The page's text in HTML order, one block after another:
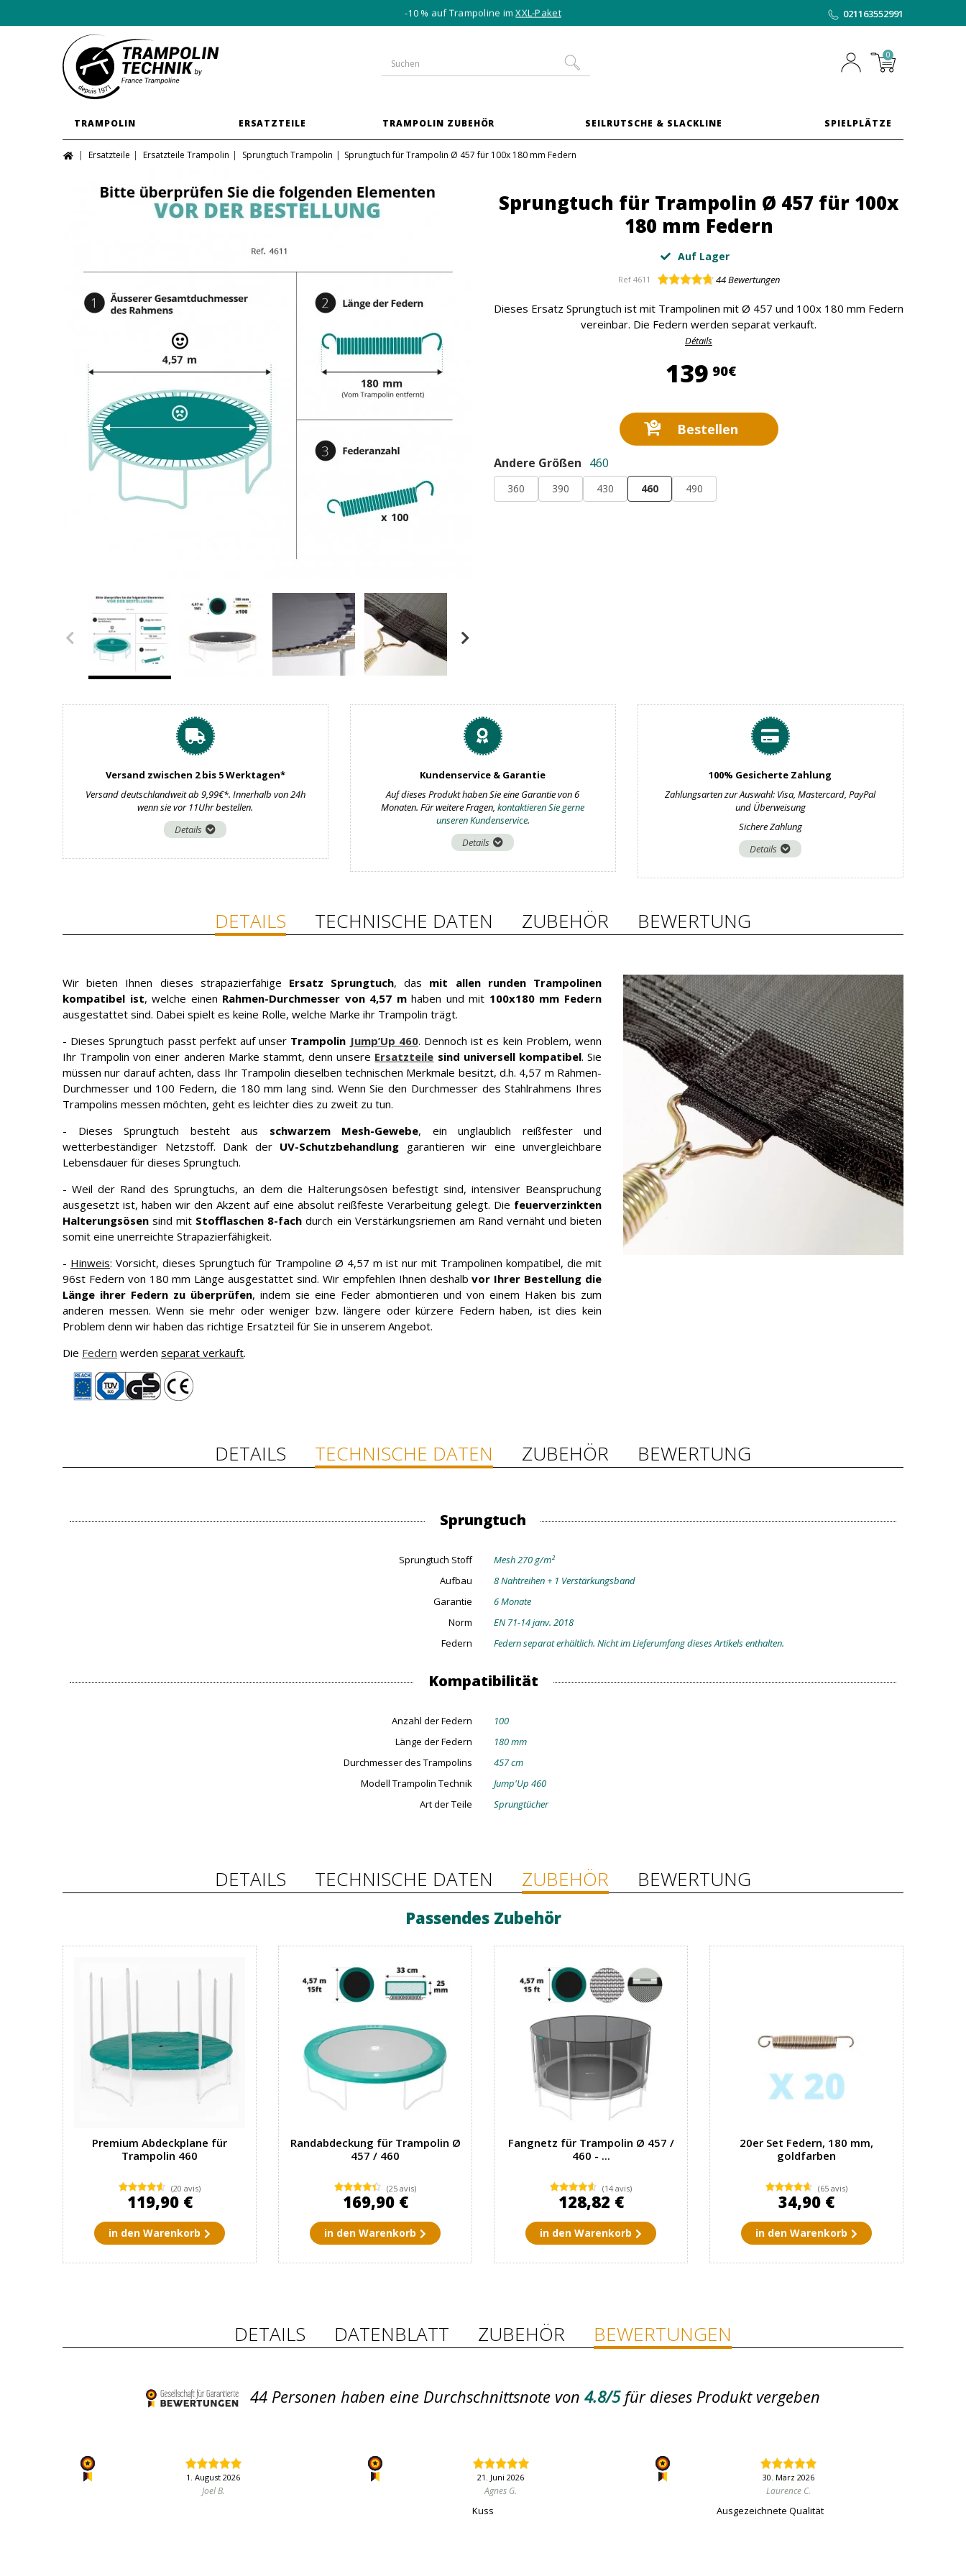
-10 % auf Trampoline imXXL-Paket 021163552991
0
TRAMPOLIN ERSATZTEILE TRAMPOLIN ZUBEHÖR SEILRUTSCHE & SLACKLINE SPIELPLÄTZE
Ersatzteile Ersatzteile Trampolin Sprungtuch Trampolin Sprungtuch für Trampolin Ø 457 für 100x 180 mm Federn
Sprungtuch für Trampolin Ø 457 für 100x
180 mm Federn
Auf Lager
Ref 4611 44Bewertungen
Dieses Ersatz Sprungtuch ist mit Trampolinen mit Ø 457 und 100x 180 mm Federn
vereinbar. Die Federn werden separat verkauft.
Détails
139 90€139,90 €
Bestellen
Andere Größen 460
360 390 430 460 490
Versand zwischen 2 bis 5 Werktagen*
Versand deutschlandweit ab 9,99€*. Innerhalb von 24h
wenn sie vor 11Uhr bestellen.
Details
Kundenservice & Garantie
Auf dieses Produkt haben Sie eine Garantie von 6
Monaten. Für weitere Fragen,kontaktieren Sie gerne
unseren Kundenservice.
Details
100% Gesicherte Zahlung
Zahlungsarten zur Auswahl: Visa, Mastercard, PayPal
und Überweisung
Sichere Zahlung
Details
DETAILS TECHNISCHE DATEN ZUBEHÖR BEWERTUNG
Wir bieten Ihnen dieses strapazierfähige Ersatz Sprungtuch, das mit allen runden Trampolinen
kompatibel ist, welche einen Rahmen-Durchmesser von 4,57 mhaben und mit 100x180 mm Federn
ausgestattet sind. Dabei spielt es keine Rolle, welche Marke ihr Trampolin trägt.
- Dieses Sprungtuch passt perfekt auf unser Trampolin Jump’Up 460. Dennoch ist es kein Problem, wenn
Ihr Trampolin von einer anderen Marke stammt, denn unsere Ersatzteile sind universell kompatibel. Sie
müssen nur darauf achten, dass Ihr Trampolin dieselben technischen Merkmale besitzt, d.h. 4,57 m Rahmen-
Durchmesser und 100 Federn, die 180 mm lang sind. Wenn Sie den Durchmesser des Stahlrahmens Ihres
Trampolins messen möchten, geht es leichter dies zu zweit zu tun.
- Dieses Sprungtuch besteht aus schwarzem Mesh-Gewebe, ein unglaublich reißfester und
wetterbeständiger Netzstoff. Dank der UV-Schutzbehandlung garantieren wir eine unvergleichbare
Lebensdauer für dieses Sprungtuch.
- Weil der Rand des Sprungtuchs, an dem die Halterungsösen befestigt sind, intensiver Beanspruchung
ausgesetzt ist, haben wir den Akzent auf eine absolut reißfeste Verarbeitung gelegt. Die feuerverzinkten
Halterungsösen sind mit Stofflaschen 8-fach durch ein Verstärkungsriemen am Rand vernäht und bieten
somit eine unerreichte Strapazierfähigkeit.
- Hinweis: Vorsicht, dieses Sprungtuch für Trampoline Ø 4,57 m ist nur mit Trampolinen kompatibel, die mit
96st Federn von 180 mm Länge ausgestattet sind. Wir empfehlen Ihnen deshalbvor Ihrer Bestellung die
Länge ihrer Federn zu überprüfen, indem sie eine Feder abmontieren und von einem Haken bis zum
anderen messen. Wenn sie mehr oder weniger bzw. längere oder kürzere Federn haben, ist dies kein
Problem denn wir haben das richtige Ersatzteil für Sie in unserem Angebot.
Die Federn werden separat verkauft.
DETAILS TECHNISCHE DATEN ZUBEHÖR BEWERTUNG
Sprungtuch
Sprungtuch Stoff
Mesh 270 g/m²
Aufbau
8 Nahtreihen + 1 Verstärkungsband
Garantie
6 Monate
Norm
EN 71-14 janv. 2018
Federn
Federn separat erhältlich. Nicht im Lieferumfang dieses Artikels enthalten.
Kompatibilität
Anzahl der Federn
100
Länge der Federn
180 mm
Durchmesser des Trampolins
457 cm
Modell Trampolin Technik
Jump'Up 460
Art der Teile
Sprungtücher
DETAILS TECHNISCHE DATEN ZUBEHÖR BEWERTUNG
Passendes Zubehör
Premium Abdeckplane für
Trampolin 460
(20 avis)
119,90 €
in den Warenkorb
Randabdeckung für Trampolin Ø
457 / 460
(25 avis)
169,90 €
in den Warenkorb
Fangnetz für Trampolin Ø 457 /
460 - ...
(14 avis)
128,82 €
in den Warenkorb
20er Set Federn, 180 mm,
goldfarben
(65 avis)
34,90 €
in den Warenkorb
DETAILS DATENBLATT ZUBEHÖR BEWERTUNGEN
44 Personen haben eine Durchschnittsnote von 4.8/5 für dieses Produkt vergeben
1. August 2026
Joel B.
21. Juni 2026
Agnes G.
Kuss
30. März 2026
Laurence C.
Ausgezeichnete Qualität